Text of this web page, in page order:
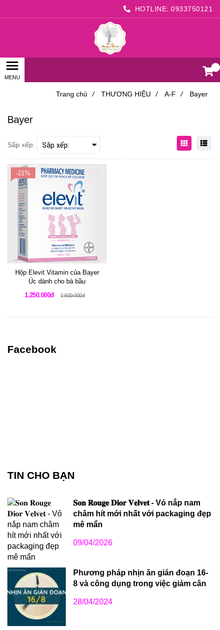
HOTLINE: 0933750121
Trang chủ / THƯƠNG HIỆU / A-F / Bayer
Bayer
Sắp xếp:
-21%
Hộp Elevit Vitamin của Bayer
Úc dành cho bà bầu
1.250.000đ
1.600.000đ
Facebook
TIN CHO BẠN
𝐒𝐨𝐧 𝐑𝐨𝐮𝐠𝐞 𝐃𝐢𝐨𝐫 𝐕𝐞𝐥𝐯𝐞𝐭 - Vỏ nắp nam
châm hít mới nhất với packaging đẹp
mê mẩn
09/04/2026
Phương pháp nhịn ăn gián đoạn 16-
8 và công dụng trong việc giảm cân
28/04/2024